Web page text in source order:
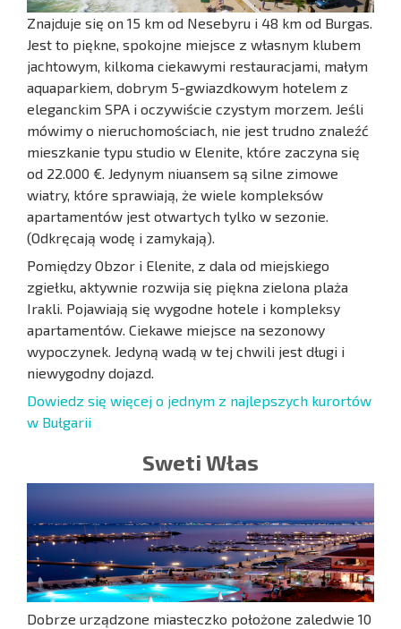
Znajduje się on 15 km od Nesebyru i 48 km od Burgas.
Jest to piękne, spokojne miejsce z własnym klubem
jachtowym, kilkoma ciekawymi restauracjami, małym
aquaparkiem, dobrym 5-gwiazdkowym hotelem z
eleganckim SPA i oczywiście czystym morzem. Jeśli
mówimy o nieruchomościach, nie jest trudno znaleźć
mieszkanie typu studio w Elenite, które zaczyna się
od 22.000 €. Jedynym niuansem są silne zimowe
wiatry, które sprawiają, że wiele kompleksów
apartamentów jest otwartych tylko w sezonie.
(Odkręcają wodę i zamykają).
Pomiędzy Obzor i Elenite, z dala od miejskiego
zgiełku, aktywnie rozwija się piękna zielona plaża
Irakli. Pojawiają się wygodne hotele i kompleksy
apartamentów. Ciekawe miejsce na sezonowy
wypoczynek. Jedyną wadą w tej chwili jest długi i
niewygodny dojazd.
Dowiedz się więcej o jednym z najlepszych kurortów
w Bułgarii
Sweti Włas
Dobrze urządzone miasteczko położone zaledwie 10